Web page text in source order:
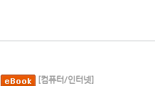
[컴퓨터/인터넷]